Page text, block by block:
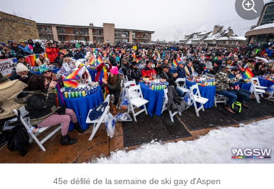
45e défilé de la semaine de ski gay d'Aspen